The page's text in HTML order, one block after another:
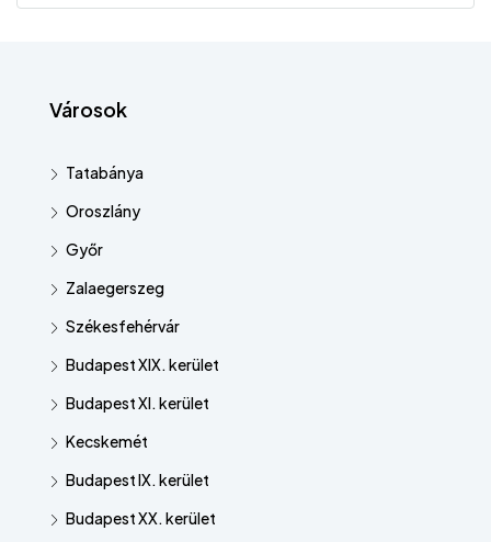
Városok
Tatabánya
Oroszlány
Győr
Zalaegerszeg
Székesfehérvár
Budapest XIX. kerület
Budapest XI. kerület
Kecskemét
Budapest IX. kerület
Budapest XX. kerület